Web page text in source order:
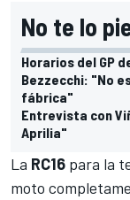
No te lo
Horarios del GP
Bezzecchi: "No
fábrica"
Entrevista con
Aprilia"
La RC16 para la
moto